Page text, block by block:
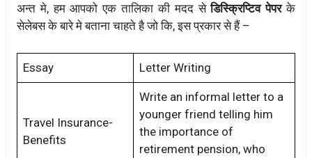
अन्त मे, हम आपको एक तालिका की मदद सेडिस्क्रिप्टिव पेपरके
सेलेबस के बारे मे बताना चाहते है जो कि, इस प्रकार से हैं –
Essay Letter Writing
Travel Insurance-
Benefits
Write an informal letter to a
younger friend telling him
the importance of
retirement pension, who